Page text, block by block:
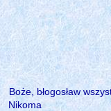
Boże, błogosław
Nikoma